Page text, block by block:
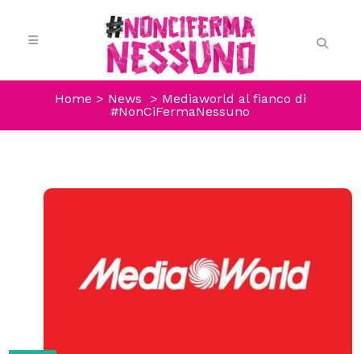
Home > News > Mediaworld al fianco di
#NonCiFermaNessuno